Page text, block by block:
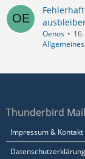
Oenos
Thunderbird
Impressum & Kontakt
Datenschutzerklärung